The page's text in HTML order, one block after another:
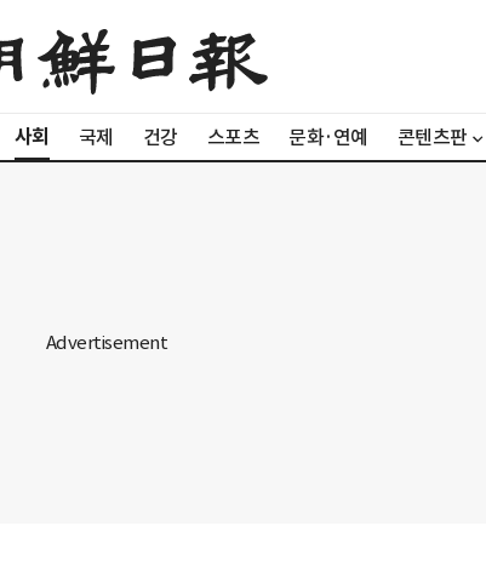
사회 국제 건강 스포츠 문화·연예 콘텐츠판